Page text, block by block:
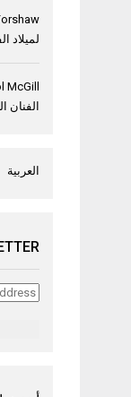
لميلاد
McGill
الفنان
العربية
Email